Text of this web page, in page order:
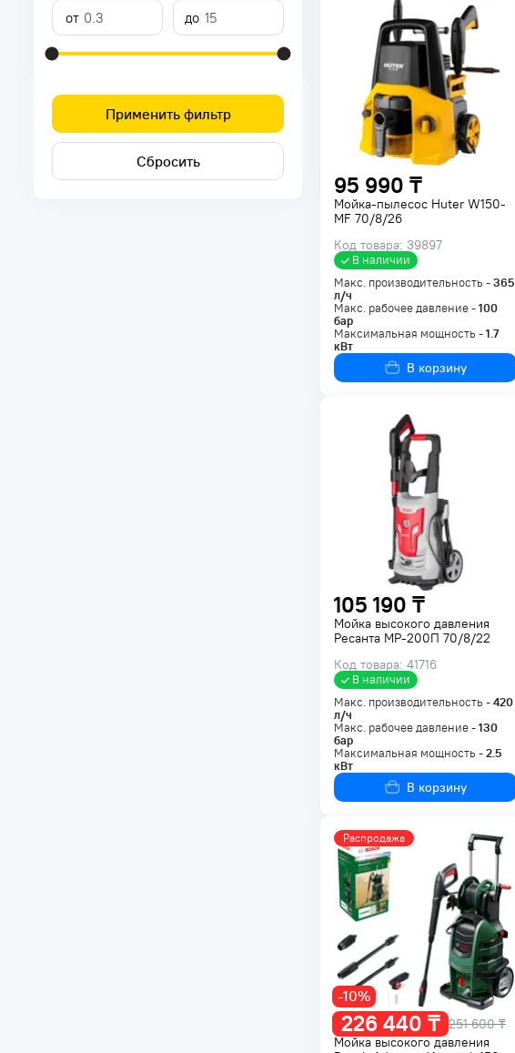
Применить фильтр
Сбросить
95 990 ₸
Мойка-пылесос Huter W150-
MF 70/8/26
Код товара: 39897
В наличии
Макс. производительность -365
л/ч
Макс. рабочее давление -100
бар
Максимальная мощность -1.7
кВт
В корзину
105 190 ₸
Мойка высокого давления
Ресанта МР-200П 70/8/22
Код товара: 41716
В наличии
Макс. производительность -420
л/ч
Макс. рабочее давление -130
бар
Максимальная мощность -2.5
кВт
В корзину
Распродажа
226 440 ₸ 251 600 ₸
-10%
Мойка высокого давления